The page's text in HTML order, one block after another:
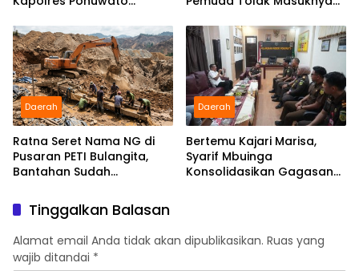
Temukan Speedboat
Hilang
Daerah
Ratna Seret Nama NG di
Pusaran PETI Bulangita,
Bantahan Sudah
Hukum Kapan?
Daerah
Bertemu Kajari Marisa,
Syarif Mbuinga
Konsolidasikan Gagasan
Tinggalkan Balasan
Alamat email Anda tidak akan dipublikasikan. Ruas yang
wajib ditandai *